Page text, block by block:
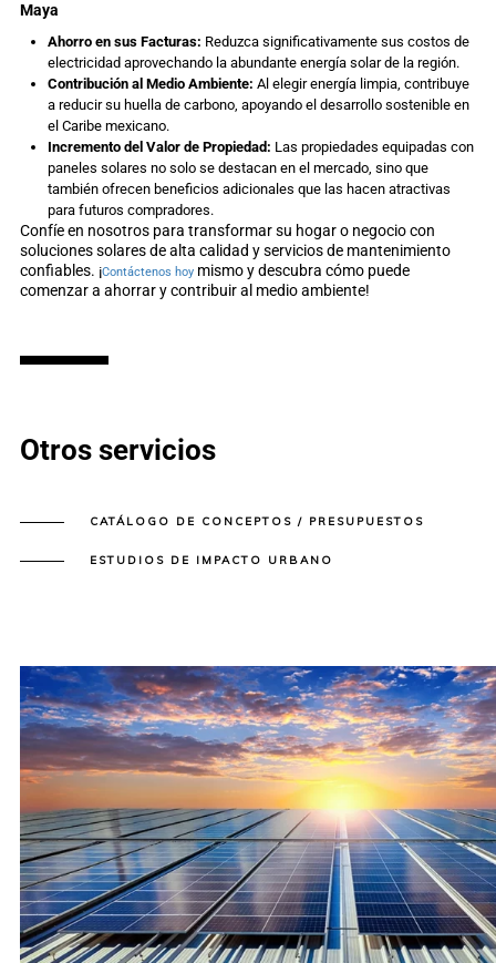
Maya
Ahorro en sus Facturas: Reduzca significativamente sus costos de
electricidad aprovechando la abundante energía solar de la región.
Contribución al Medio Ambiente: Al elegir energía limpia, contribuye
a reducir su huella de carbono, apoyando el desarrollo sostenible en
el Caribe mexicano.
Incremento del Valor de Propiedad: Las propiedades equipadas con
paneles solares no solo se destacan en el mercado, sino que
también ofrecen beneficios adicionales que las hacen atractivas
para futuros compradores.
Confíe en nosotros para transformar su hogar o negocio con
soluciones solares de alta calidad y servicios de mantenimiento
confiables. ¡Contáctenos hoymismo y descubra cómo puede
comenzar a ahorrar y contribuir al medio ambiente!
Otros servicios
CATÁLOGO DE CONCEPTOS / PRESUPUESTOS
ESTUDIOS DE IMPACTO URBANO